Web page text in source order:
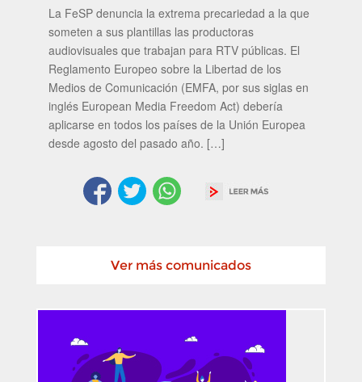
La FeSP denuncia la extrema precariedad a la que
someten a sus plantillas las productoras
audiovisuales que trabajan para RTV públicas. El
Reglamento Europeo sobre la Libertad de los
Medios de Comunicación (EMFA, por sus siglas en
inglés European Media Freedom Act) debería
aplicarse en todos los países de la Unión Europea
desde agosto del pasado año. […]
Ver más comunicados